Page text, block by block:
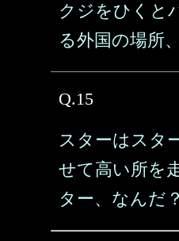
クジをひくと
る外国の場所
Q.15
スターはスタ
せて高い所を
ター、なんだ？